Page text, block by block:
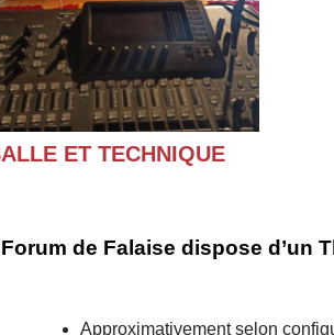
ET TECHNIQUE
de Falaise dispose d’un
Approximativement selon